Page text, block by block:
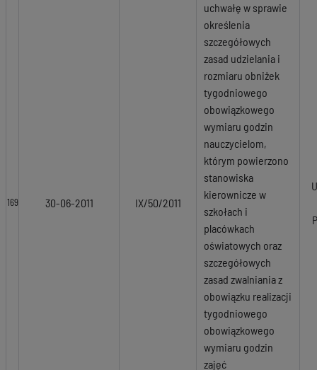
169 30-06-2011 IX/50/2011
uchwałę w sprawie
określenia
szczegółowych
zasad udzielania i
rozmiaru obniżek
tygodniowego
obowiązkowego
wymiaru godzin
nauczycielom,
którym powierzono
stanowiska
kierownicze w
szkołach i
placówkach
oświatowych oraz
szczegółowych
zasad zwalniania z
obowiązku realizacji
tygodniowego
obowiązkowego
wymiaru godzin
zajęć